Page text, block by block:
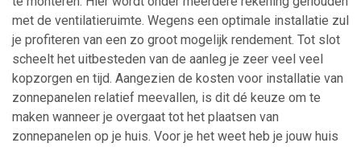
met de ventilatieruimte. Wegens een optimale installatie zul
je profiteren van een zo groot mogelijk rendement. Tot slot
scheelt het uitbesteden van de aanleg je zeer veel veel
kopzorgen en tijd. Aangezien de kosten voor installatie van
zonnepanelen relatief meevallen, is dit dé keuze om te
maken wanneer je overgaat tot het plaatsen van
zonnepanelen op je huis. Voor je het weet heb je jouw huis